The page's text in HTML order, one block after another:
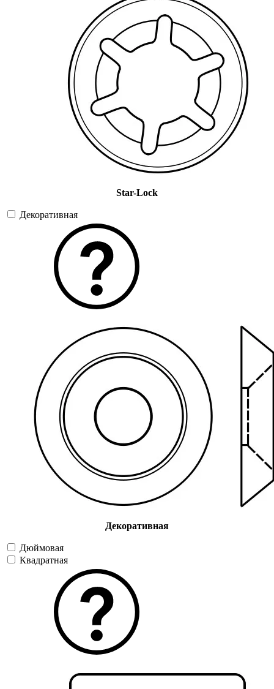
Star-Lock
Декоративная
Декоративная
Дюймовая
Квадратная